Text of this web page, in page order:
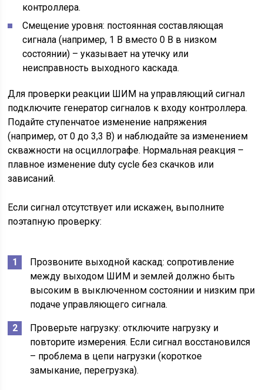
контроллера.
Смещение уровня: постоянная составляющая
сигнала (например, 1 В вместо 0 В в низком
состоянии) – указывает на утечку или
неисправность выходного каскада.
Для проверки реакции ШИМ на управляющий сигнал
подключите генератор сигналов к входу контроллера.
Подайте ступенчатое изменение напряжения
(например, от 0 до 3,3 В) и наблюдайте за изменением
скважности на осциллографе. Нормальная реакция –
плавное изменение duty cycle без скачков или
зависаний.
Если сигнал отсутствует или искажен, выполните
поэтапную проверку:
Прозвоните выходной каскад: сопротивление
между выходом ШИМ и землей должно быть
высоким в выключенном состоянии и низким при
подаче управляющего сигнала.
Проверьте нагрузку: отключите нагрузку и
повторите измерения. Если сигнал восстановился
– проблема в цепи нагрузки (короткое
замыкание, перегрузка).